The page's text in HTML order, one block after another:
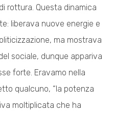
rottura. Questa dinamica
liberava nuove energie e
ma mostrava
sociale, dunque appariva
forte. Eravamo nella
qualcuno, “la potenza
moltiplicata che ha